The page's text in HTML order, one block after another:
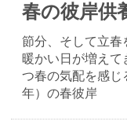
春の彼岸供
節分、そして立春
暖かい日が増え
つ春の気配を感じ
年）の春彼岸